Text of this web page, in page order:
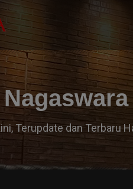
Terupdate dan Terbaru